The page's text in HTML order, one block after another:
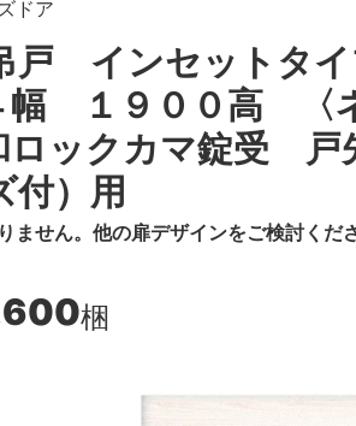
ドア
戸 インセットタ
１９００高 〈
ックカマ錠受 戸
）用
ません。他の扉デザインをご検討くださ
梱